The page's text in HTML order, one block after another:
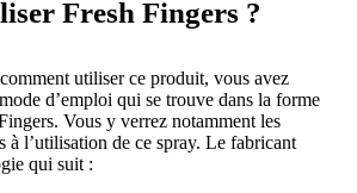
Fresh Fingers ?
utiliser ce produit, vous avez
d’emploi qui se trouve dans la forme
Vous y verrez notamment les
à l’utilisation de ce spray. Le fabricant
qui suit :